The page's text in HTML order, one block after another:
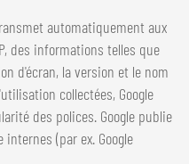
automatiquement aux
des informations telles que
d'écran, la version et le nom
collectées, Google
des polices. Google publie
(par ex. Google